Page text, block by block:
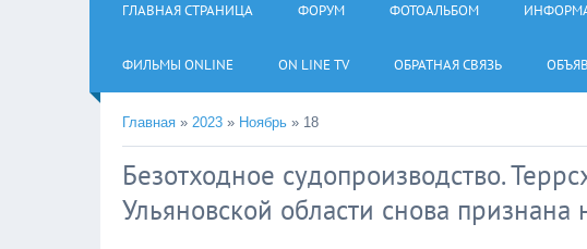
ГЛАВНАЯ СТРАНИЦА ФОРУМ ФОТОАЛЬБОМ
ФИЛЬМЫ ОNLINE ON LINE TV ОБРАТНАЯ СВЯЗЬ
Главная » 2023 » Ноябрь » 18
Безотходное судопроизводство.
Ульяновской области снова